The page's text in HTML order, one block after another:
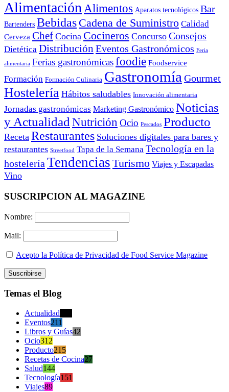
AlimentaciónAlimentos Aparatos tecnológicos Bar
Bartenders Bebidas Cadena de Suministro Calidad
Cerveza Chef Cocina Cocineros Concurso Consejos
Dietética Distribución Eventos Gastronómicos Feria
alimentaria Ferias gastronómicasfoodie Foodservice
Formación Formación Culinaria Gastronomía Gourmet
Hostelería Hábitos saludables Innovación alimentaria
Jornadas gastronómicas Marketing Gastronómico Noticias
y Actualidad Nutrición Ocio Pescados Producto
Receta Restaurantes Soluciones digitales para bares y
restaurantes Streetfood Tapa de la Semana Tecnología en la
hostelería Tendencias Turismo Viajes y Escapadas
Vino
SUSCRIPCION AL MAGAZINE
Nombre:
Mail:
Acepto la Política de Privacidad de Food Service Magazine
Temas el Blog
Actualidad
Eventos211
Libros y Guías42
Ocio312
Producto215
Recetas de Cocina27
Salud144
Tecnología151
Viajes89